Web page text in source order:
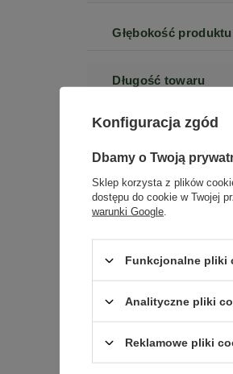
Głębokość produktu
Długość towaru
Wysokość towaru w
Szerokość towaru w
centymetrach
Więcej
Długość towaru w
centymetrach
Więcej
Konfiguracja zgód
Dbamy o Twoją
Sklep korzysta z plików
dostępu do cookie w Twojej
warunki Google
Funkcjonalne pliki
Analityczne pliki
Reklamowe pliki